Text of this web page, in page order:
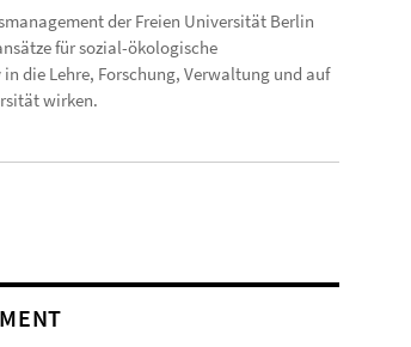
der Freien Universität Berlin
für sozial-ökologische
die Lehre, Forschung, Verwaltung und auf
wirken.